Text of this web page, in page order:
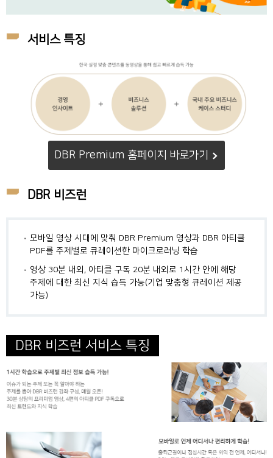
서비스 특징
DBR Premium 홈페이지 바로가기
DBR 비즈런
모바일 영상 시대에 맞춰 DBR Premium 영상과 DBR 아티클
PDF를 주제별로 큐레이션한 마이크로러닝 학습
영상 30분 내외, 아티클 구독 20분 내외로 1시간 안에 해당
주제에 대한 최신 지식 습득 가능(기업 맞춤형 큐레이션 제공
가능)
DBR 비즈런 서비스 특징